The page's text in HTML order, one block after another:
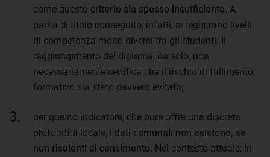
come questo criterio sia spesso insufficiente . A
parità di titolo conseguito, infatti, si registrano livelli
di competenza molto diversi tra gli studenti. Il
raggiungimento del diploma, da solo, non
necessariamente certifica che il rischio di fallimento
formativo sia stato davvero evitato;
per questo indicatore, che pure offre una discreta
profondità locale, i dati comunali non esistono, se
non risalenti al censimento . Nel contesto attuale, in